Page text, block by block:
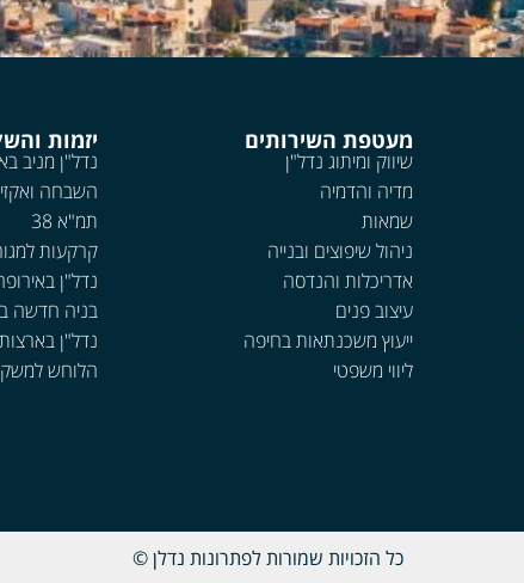
מעטפת השירותים
שיווק ומיתוג נדל"ן
מדיה והדמיה
שמאות
ניהול שיפוצים ובנייה
אדריכלות והנדסה
עיצוב פנים
ייעוץ משכנתאות בחיפה
ליווי משפטי
יזמות
נדל"ן מניב
השבחה
תמ"א 38
קרקעות
נדל"ן
בניה חדשה
נדל"ן
הלוחש
כל הזכויות שמורות לפתרונות נדלן ©